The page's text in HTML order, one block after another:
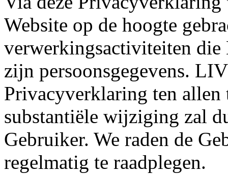
Website op de hoogte
verwerkingsactiviteiten
zijn persoonsgegevens.
Privacyverklaring ten allen
substantiële wijziging zal
Gebruiker. We raden de
regelmatig te raadplegen.